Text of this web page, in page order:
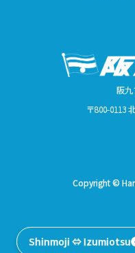
阪九
〒800-0113
Copyright ©
Shinmoji ⇔ Izumiotsu